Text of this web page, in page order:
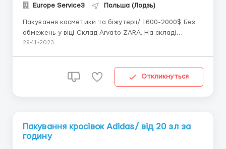
Europe Service3 Польша (Лодзь)
Пакування косметики та біжутерії/ 1600-2000$ Без
обмежень у віці Склад Arvato ZARA. На складі
присутні такі товари як біжутерія, одяг, товари для
чистими за годину - 26 злотих для працівників до...
29-11-2023
Откликнуться
Пакування кросівок Adidas/ від 20 зл за
годину